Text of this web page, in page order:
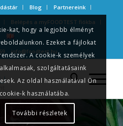
Blog
Partnereink
Belépés a myFOODTEST fiókba
info@foodtest.hu
kat, hogy a legjobb élményt
Ezeket a fájlokat
A cookie-k személyek
szolgáltatásaink
Az oldal használatával Ön
k használatába.
További részletek